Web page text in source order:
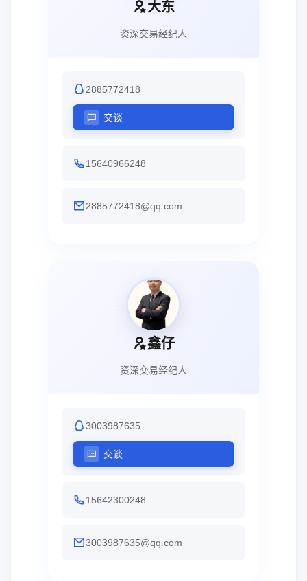
大东
资深交易经纪人
2885772418
交谈
15640966248
2885772418@qq.com
鑫仔
资深交易经纪人
3003987635
交谈
15642300248
3003987635@qq.com